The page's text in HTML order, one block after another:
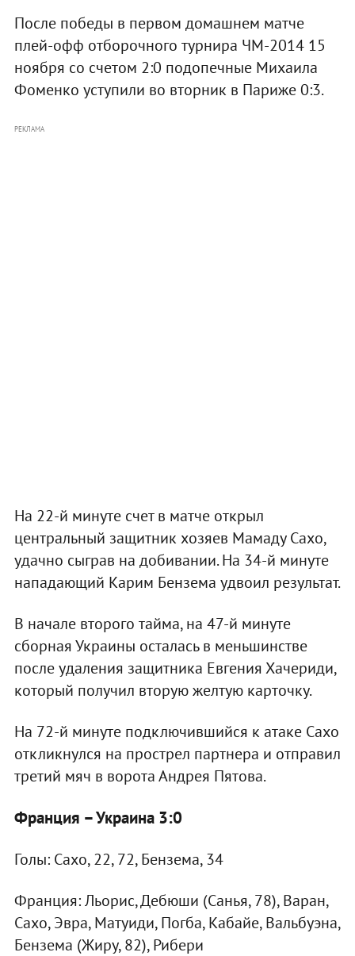
После победы в первом домашнем матче
плей-офф отборочного турнира ЧМ-2014 15
ноября со счетом 2:0 подопечные Михаила
Фоменко уступили во вторник в Париже 0:3.
РЕКЛАМА
На 22-й минуте счет в матче открыл
центральный защитник хозяев Мамаду Сахо,
удачно сыграв на добивании. На 34-й минуте
нападающий Карим Бензема удвоил результат.
В начале второго тайма, на 47-й минуте
сборная Украины осталась в меньшинстве
после удаления защитника Евгения Хачериди,
который получил вторую желтую карточку.
На 72-й минуте подключившийся к атаке Сахо
откликнулся на прострел партнера и отправил
третий мяч в ворота Андрея Пятова.
Франция – Украина 3:0
Голы: Сахо, 22, 72, Бензема, 34
Франция: Льорис, Дебюши (Санья, 78), Варан,
Сахо, Эвра, Матуиди, Погба, Кабайе, Вальбуэна,
Бензема (Жиру, 82), Рибери